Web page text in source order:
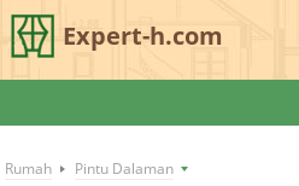
Expert-h.com
Rumah Pintu Dalaman